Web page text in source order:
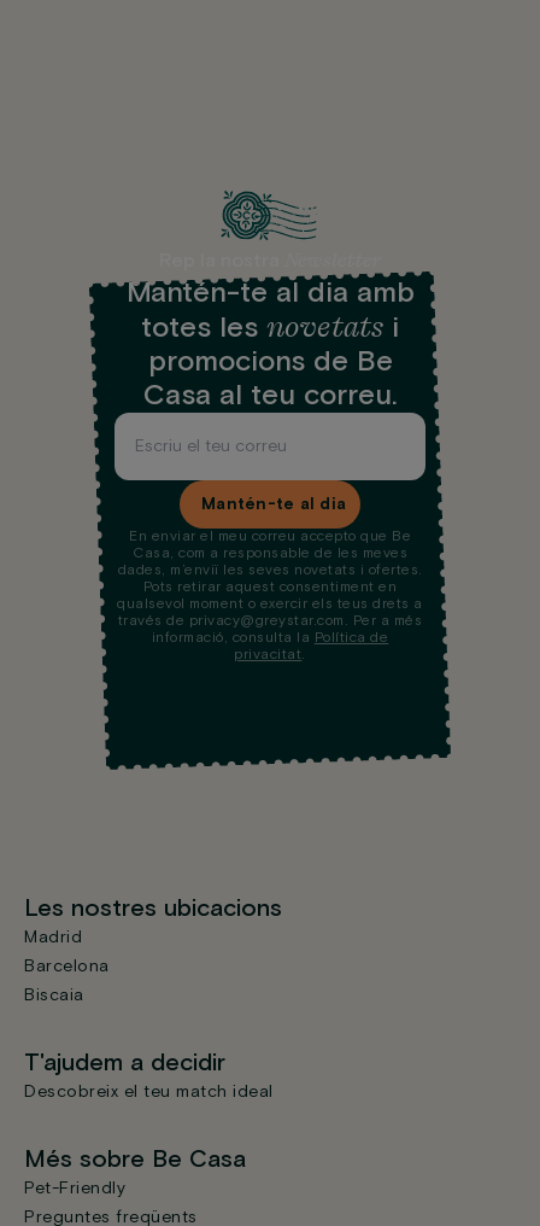
Mantén-te al dia amb
totes les novetats i
promocions de Be
Casa al teu correu.
Mantén-te al dia
En enviar el meu correu accepto que Be
Casa, com a responsable de les meves
dades, m’enviï les seves novetats i ofertes.
Pots retirar aquest consentiment en
qualsevol moment o exercir els teus drets a
través de privacy@greystar.com. Per a més
informació, consulta la Política de
privacitat.
Les nostres ubicacions
Madrid
Barcelona
Biscaia
T'ajudem a decidir
Descobreix el teu match ideal
Més sobre Be Casa
Pet-Friendly
Preguntes freqüents